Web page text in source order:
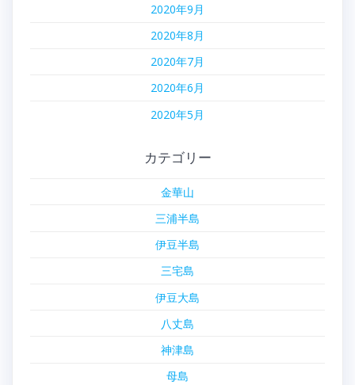
2020年9月
2020年8月
2020年7月
2020年6月
2020年5月
カテゴリー
金華山
三浦半島
伊豆半島
三宅島
伊豆大島
八丈島
神津島
母島